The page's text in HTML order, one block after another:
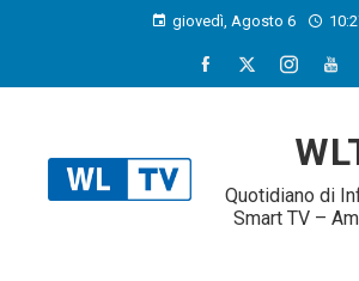
giovedì, Agosto 6
Quotidiano di
Smart TV –